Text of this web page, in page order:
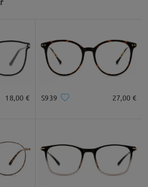
Alle Bewertungen
anzeigen
schreiben
18,00 € S939 27,00 €